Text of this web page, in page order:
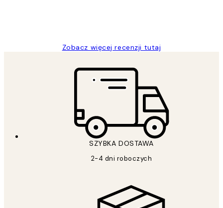
Zobacz więcej recenzji tutaj
SZYBKA DOSTAWA
2-4 dni roboczych